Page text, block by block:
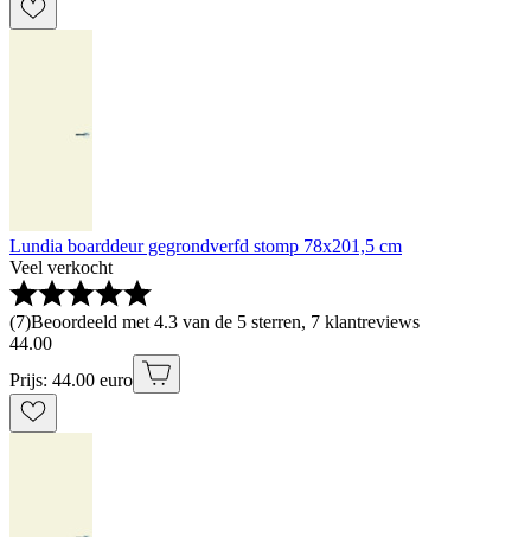
Lundia boarddeur gegrondverfd stomp 78x201,5 cm
Veel verkocht
(7)Beoordeeld met 4.3 van de 5 sterren, 7 klantreviews
44.00
Prijs: 44.00 euro